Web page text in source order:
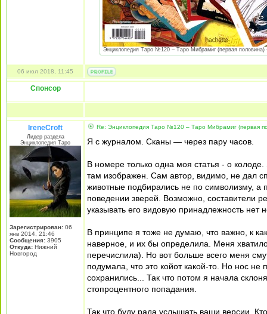
Энциклопедия Таро №120 – Таро Мибрамиг (первая
06 июл 2018, 11:45
Спонсор
IreneCroft
Лидер раздела
Энциклопедия Таро
Зарегистрирован: 06
янв 2014, 21:46
Сообщения: 3905
Откуда: Нижний
Новгород
Re: Энциклопедия Таро №120 – Таро Мибрамиг (первая
Я с журналом. Сканы — через пару часов.
В номере только одна моя статья - о
там изображен. Сам автор, видимо, не дал
животные подбирались не по символизму, а
поведении зверей. Возможно, составители
указывать его видовую принадлежность нет
В принципе я тоже не думаю, что важно, к
наверное, и их бы определила. Меня
перечислила). Но вот больше всего меня
подумала, что это койот какой-то. Но нос
сохранились... Так что потом я начала
стопроцентного попадания.
Так что буду рада услышать ваши версии.